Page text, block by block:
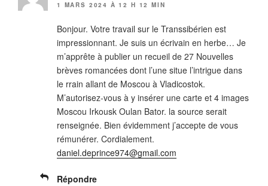
1 MARS 2024 À 12 H 12 MIN
Bonjour. Votre travail sur le Transsibérien est
impressionnant. Je suis un écrivain en herbe… Je
m’apprête à publier un recueil de 27 Nouvelles
brèves romancées dont l’une situe l’intrigue dans
le rrain allant de Moscou à Vladicostok.
M’autorisez-vous à y insérer une carte et 4 images
Moscou Irkousk Oulan Bator. la source serait
renseignée. Bien évidemment j’accepte de vous
rémunérer. Cordialement.
daniel.deprince974@gmail.com
Répondre